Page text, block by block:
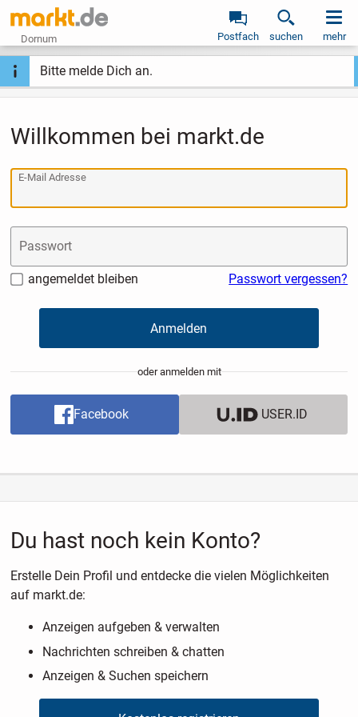
Dornum Postfach suchen mehr
Bitte melde Dich an.
Willkommen bei markt.de
E-Mail Adresse
Passwort
angemeldet bleiben Passwort vergessen?
Anmelden
oder anmelden mit
Facebook USER.ID
Du hast noch kein Konto?
Erstelle Dein Profil und entdecke die vielen Möglichkeiten
auf markt.de:
Anzeigen aufgeben & verwalten
Nachrichten schreiben & chatten
Anzeigen & Suchen speichern